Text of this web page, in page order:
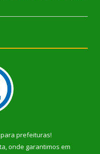
prefeituras!
onde garantimos em